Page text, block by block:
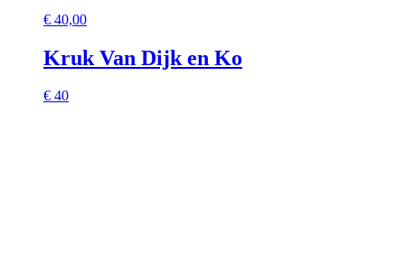
€ 40,00
Kruk Van Dijk en Ko
€ 40